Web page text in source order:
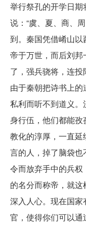
举行祭孔的开学日
说：“虞、夏、商、
到。秦国凭借崤山
帝于万世，而后刘
了，强兵骁将，连
由于秦朝把诗书上
私利而听不到道义
身行伍，他们都能
教化的淳厚，一直
言的人，掉了脑袋
令而放弃手中的兵
的名分而称帝，就
深入人心。现在国
官，使得你们可以通